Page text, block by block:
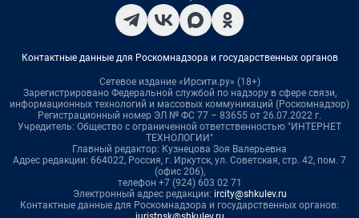
Контактные данные для Роскомнадзора и государственных органов
Сетевое издание «Ирсити.ру» (18+)
Зарегистрировано Федеральной службой по надзору в сфере связи,
информационных технологий и массовых коммуникаций (Роскомнадзор)
Регистрационный номер ЭЛ № ФС 77 – 83655 от 26.07.2022 г.
Учредитель: Общество с ограниченной ответственностью "ИНТЕРНЕТ
ТЕХНОЛОГИИ"
Главный редактор: Кузнецова Зоя Валерьевна
Адрес редакции: 664022, Россия, г. Иркутск, ул. Советская, стр. 42, пом. 7
(офис 206),
телефон +7 (924) 603 02 71
Электронный адрес редакции: ircity@shkulev.ru
Контактные данные для Роскомнадзора и государственных органов: